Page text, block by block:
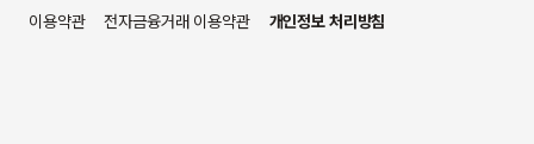
이용약관 전자금융거래 이용약관 개인정보 처리방침